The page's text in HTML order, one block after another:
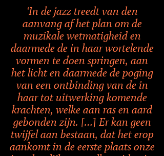
‘In de jazz treedt van den
aanvang af het plan om de
muzikale wetmatigheid en
daarmede de in haar wortelende
vormen te doen springen, aan
het licht en daarmede de poging
van een ontbinding van de in
haar tot uitwerking komende
krachten, welke aan ras en aard
gebonden zijn. […] Er kan geen
twijfel aan bestaan, dat het erop
aankomt in de eerste plaats onze